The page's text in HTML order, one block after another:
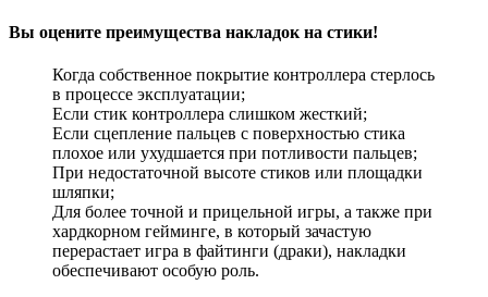
Вы оцените преимущества накладок на стики!
Когда собственное покрытие контроллера стерлось
в процессе эксплуатации;
Если стик контроллера слишком жесткий;
Если сцепление пальцев с поверхностью стика
плохое или ухудшается при потливости пальцев;
При недостаточной высоте стиков или площадки
шляпки;
Для более точной и прицельной игры, а также при
хардкорном гейминге, в который зачастую
перерастает игра в файтинги (драки), накладки
обеспечивают особую роль.